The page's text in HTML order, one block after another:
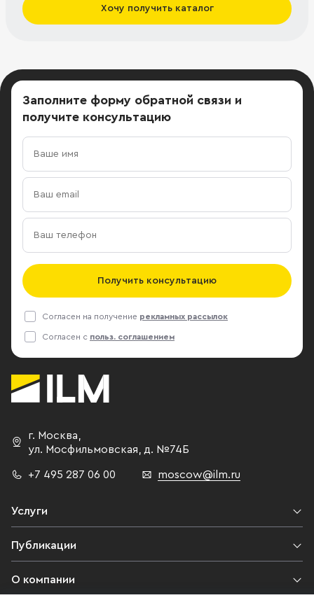
Хочу получить каталог
Заполните форму обратной связи и
получите консультацию
Получить консультацию
Согласен на получение рекламных рассылок
Согласен с польз. соглашением
г. Москва
ул. Мосфильмовская,
д. №74Б
+7 495 287 06 00 moscow@ilm.ru
Услуги
Публикации
О компании